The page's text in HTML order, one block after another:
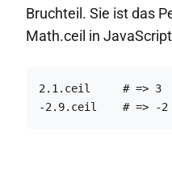
Bruchteil. Sie ist das
Math.ceil in
2.1.ceil     # => 3
-2.9.ceil    # => -2